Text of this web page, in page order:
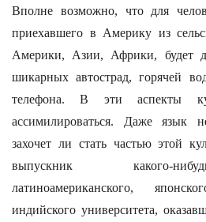
Вполне возможно, что для
приехавшего в Америку из
Америки, Азии, Африки, будет
шикарных автострад, горячей
телефона. В эти аспекты
ассимилироваться. Даже язык
захочет ли стать частью этой
выпускник какого-
латиноамериканского,
индийского университета,